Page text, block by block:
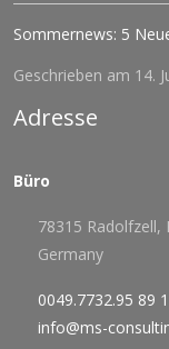
Sommernews: 5
Geschrieben am 14.
Adresse
Büro
78315 Radolfzell,
Germany
0049.7732.95 89
info@ms-